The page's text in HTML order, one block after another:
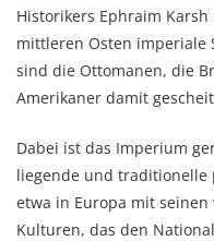
Historikers Ephraim
mittleren Osten imperiale
sind die Ottomanen, die
Amerikaner damit
Dabei ist das Imperium
liegende und traditionelle
etwa in Europa mit
Kulturen, das den